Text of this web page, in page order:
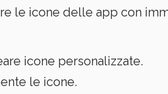
le icone delle app con
icone personalizzate.
le icone.